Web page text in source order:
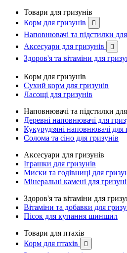
Товари для гризунів
Корм для гризунів

Наповнювачі та підстилки
Аксесуари для гризунів 
Здоров'я та вітаміни для
Корм для гризунів
Сухий корм для гризунів
Ласощі для гризунів
Наповнювачі та підстилки
Деревні наповнювачі для
Кукурудзяні наповнювачі для
Солома та сіно для гризунів
Аксесуари для гризунів
Іграшки для гризунів
Миски та годівниці для
Мінеральні камені для
Здоров'я та вітаміни для
Вітаміни та добавки для
Пісок для купання шиншил
Товари для птахів
Корм для птахів
